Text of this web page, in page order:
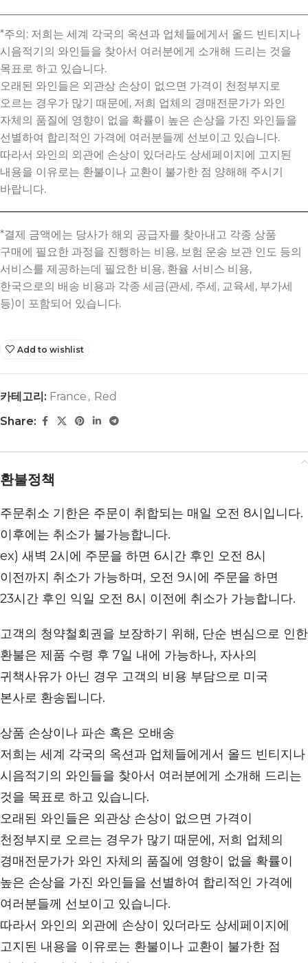
*주의: 저희는 세계 각국의 옥션과 업체들에게서 올드 빈티지나
시음적기의 와인들을 찾아서 여러분에게 소개해 드리는 것을
목표로 하고 있습니다.
오래된 와인들은 외관상 손상이 없으면 가격이 천정부지로
오르는 경우가 많기 때문에, 저희 업체의 경매전문가가 와인
자체의 품질에 영향이 없을 확률이 높은 손상을 가진 와인들을
선별하여 합리적인 가격에 여러분들께 선보이고 있습니다.
따라서 와인의 외관에 손상이 있더라도 상세페이지에 고지된
내용을 이유로는 환불이나 교환이 불가한 점 양해해 주시기
바랍니다.
Add to wishlist
카테고리: France , Red
Share:
환불정책
주문취소 기한은 주문이 취합되는 매일 오전 8시입니다.
이후에는 취소가 불가능합니다.
ex) 새벽 2시에 주문을 하면 6시간 후인 오전 8시
이전까지 취소가 가능하며, 오전 9시에 주문을 하면
23시간 후인 익일 오전 8시 이전에 취소가 가능합니다.
고객의 청약철회권을 보장하기 위해, 단순 변심으로 인한
환불은 제품 수령 후 7일 내에 가능하나, 자사의
귀책사유가 아닌 경우 고객의 비용 부담으로 미국
본사로 환송됩니다.
상품 손상이나 파손 혹은 오배송
저희는 세계 각국의 옥션과 업체들에게서 올드 빈티지나
시음적기의 와인들을 찾아서 여러분에게 소개해 드리는
것을 목표로 하고 있습니다.
오래된 와인들은 외관상 손상이 없으면 가격이
천정부지로 오르는 경우가 많기 때문에, 저희 업체의
경매전문가가 와인 자체의 품질에 영향이 없을 확률이
높은 손상을 가진 와인들을 선별하여 합리적인 가격에
여러분들께 선보이고 있습니다.
따라서 와인의 외관에 손상이 있더라도 상세페이지에
고지된 내용을 이유로는 환불이나 교환이 불가한 점